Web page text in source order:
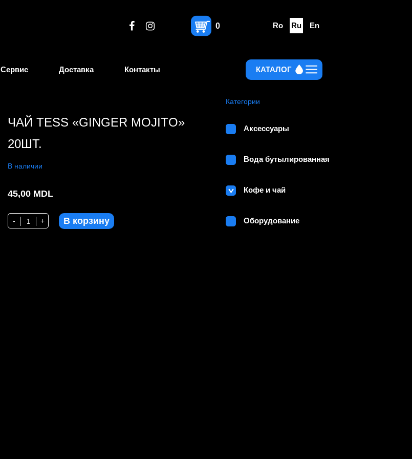
Ro Ru En
0
Сервис Доставка Контакты КАТАЛОГ
ЧАЙ TESS «GINGER MOJITO»
20ШТ.
В наличии
45,00 MDL
Количество Чай TESS "Ginger Mojito" 20шт.
- + В корзину
Категории
Аксессуары
Вода бутылированная
Кофе и чай
Оборудование